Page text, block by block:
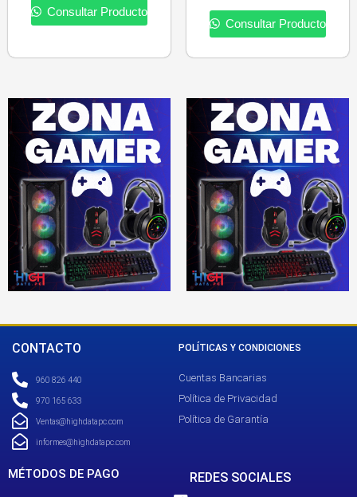
Consultar Producto
Consultar Producto
CONTACTO
960 826 440
970 165 633
Ventas@highdatapc.com
informes@highdatapc.com
POLÍTICAS Y CONDICIONES
Cuentas Bancarias
Política de Privacidad
Política de Garantía
MÉTODOS DE PAGO REDES SOCIALES